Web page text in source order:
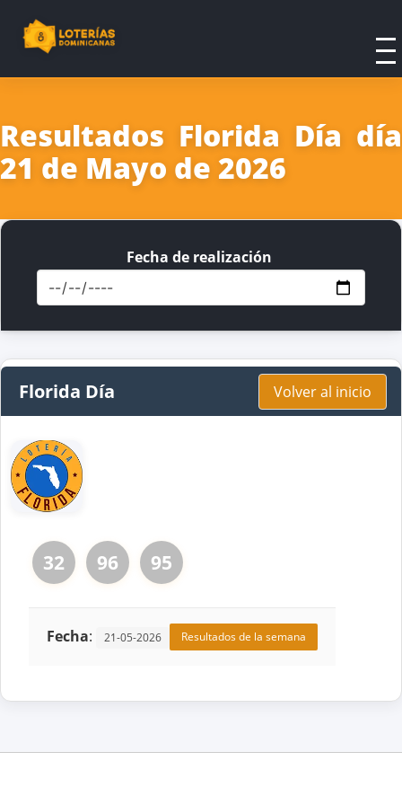
Resultados Florida Día día
21 de Mayo de 2026
Fecha de realización
Florida Día Volver al inicio
32 96 95
Fecha: 21-05-2026 Resultados de la semana